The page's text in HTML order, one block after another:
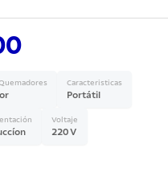
Caracteristicas
Portátil
Voltaje
220 V